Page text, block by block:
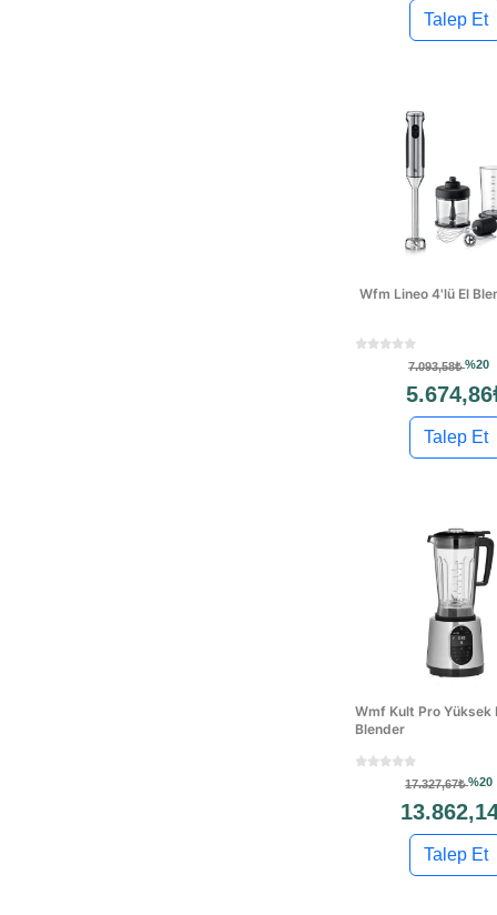
Talep Et
Wfm Lineo 4'lü El
7.093,58₺%20
Talep Et
Wmf Kult Pro Yüksek
Blender
17.327,67₺%20
Talep Et